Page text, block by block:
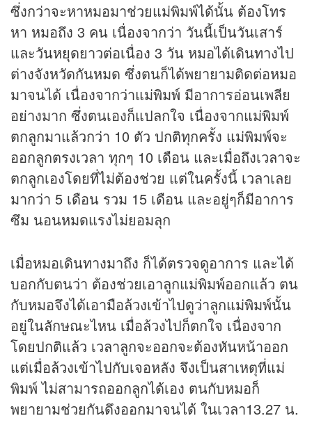
ซึ่งกว่าจะหาหมอมาช่วยแม่พิมพ์ได้นั้น ต้องโทร
หา หมอถึง 3 คน เนื่องจากว่า วันนี้เป็นวันเสาร์
และวันหยุดยาวต่อเนื่อง 3 วัน หมอได้เดินทางไป
ต่างจังหวัดกันหมด ซึ่งตนก็ได้พยายามติดต่อหมอ
มาจนได้ เนื่องจากว่าแม่พิมพ์ มีอาการอ่อนเพลีย
อย่างมาก ซึ่งตนเองก็แปลกใจ เนื่องจากแม่พิมพ์
ตกลูกมาแล้วกว่า 10 ตัว ปกติทุกครั้ง แม่พิมพ์จะ
ออกลูกตรงเวลา ทุกๆ 10 เดือน และเมื่อถึงเวลาจะ
ตกลูกเองโดยที่ไม่ต้องช่วย แต่ในครั้งนี้ เวลาเลย
มากว่า 5 เดือน รวม 15 เดือน และอยู่ๆก็มีอาการ
ซึม นอนหมดแรงไม่ยอมลุก
เมื่อหมอเดินทางมาถึง ก็ได้ตรวจดูอาการ และได้
บอกกับตนว่า ต้องช่วยเอาลูกแม่พิมพ์ออกแล้ว ตน
กับหมอจึงได้เอามือล้วงเข้าไปดูว่าลูกแม่พิมพ์นั้น
อยู่ในลักษณะไหน เมื่อล้วงไปก็ตกใจ เนื่องจาก
โดยปกติแล้ว เวลาลูกจะออกจะต้องหันหน้าออก
แต่เมื่อล้วงเข้าไปกับเจอหลัง จึงเป็นสาเหตุที่แม่
พิมพ์ ไม่สามารถออกลูกได้เอง ตนกับหมอก็
พยายามช่วยกันดึงออกมาจนได้ ในเวลา13.27 น.